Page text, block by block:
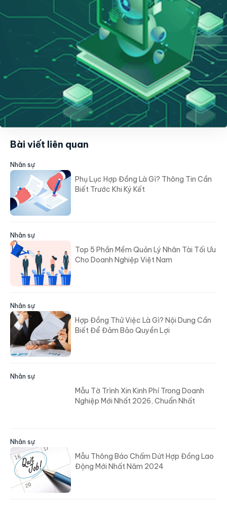
Bài viết liên quan
Nhân sự
Phụ Lục Hợp Đồng Là Gì? Thông Tin Cần
Biết Trước Khi Ký Kết
Nhân sự
Top 5 Phần Mềm Quản Lý Nhân Tài Tối Ưu
Cho Doanh Nghiệp Việt Nam
Nhân sự
Hợp Đồng Thử Việc Là Gì? Nội Dung Cần
Biết Để Đảm Bảo Quyền Lợi
Nhân sự
Mẫu Tờ Trình Xin Kinh Phí Trong Doanh
Nghiệp Mới Nhất 2026, Chuẩn Nhất
Nhân sự
Mẫu Thông Báo Chấm Dứt Hợp Đồng Lao
Động Mới Nhất Năm 2024